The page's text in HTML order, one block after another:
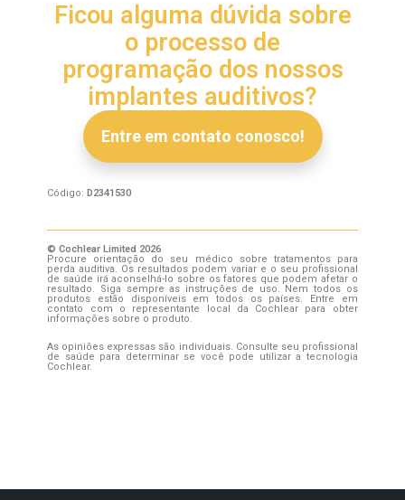
Ficou alguma dúvida sobre
o processo de
programação dos nossos
implantes auditivos?
Entre em contato conosco!
Código:D2341530
© Cochlear Limited 2026
Procure orientação do seu médico sobre tratamentos para
perda auditiva. Os resultados podem variar e o seu profissional
de saúde irá aconselhá-lo sobre os fatores que podem afetar o
resultado. Siga sempre as instruções de uso. Nem todos os
produtos estão disponíveis em todos os países. Entre em
contato com o representante local da Cochlear para obter
informações sobre o produto.
As opiniões expressas são individuais. Consulte seu profissional
de saúde para determinar se você pode utilizar a tecnologia
Cochlear.